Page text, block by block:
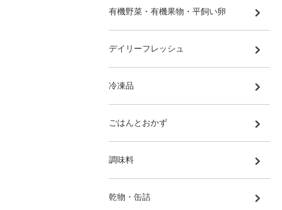
有機野菜・有機果物・平飼い卵
デイリーフレッシュ
冷凍品
ごはんとおかず
調味料
乾物・缶詰